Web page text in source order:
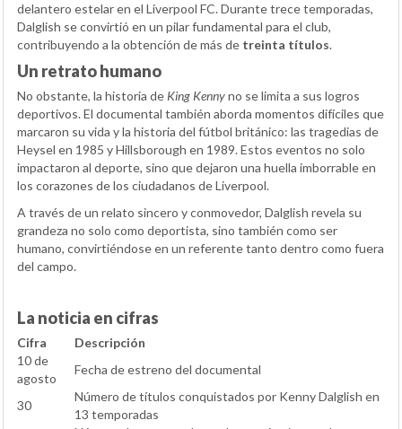
delantero estelar en el Liverpool FC. Durante trece temporadas,
Dalglish se convirtió en un pilar fundamental para el club,
contribuyendo a la obtención de más de treinta títulos.
Un retrato humano
No obstante, la historia de King Kennyno se limita a sus logros
deportivos. El documental también aborda momentos difíciles que
marcaron su vida y la historia del fútbol británico: las tragedias de
Heysel en 1985 y Hillsborough en 1989. Estos eventos no solo
impactaron al deporte, sino que dejaron una huella imborrable en
los corazones de los ciudadanos de Liverpool.
A través de un relato sincero y conmovedor, Dalglish revela su
grandeza no solo como deportista, sino también como ser
humano, convirtiéndose en un referente tanto dentro como fuera
del campo.
La noticia en cifras
Cifra
Descripción
10 de
agosto
Fecha de estreno del documental
30
Número de títulos conquistados por Kenny Dalglish en
13 temporadas